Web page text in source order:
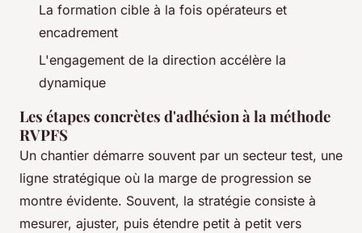
La formation cible à la fois opérateurs et
encadrement
L'engagement de la direction accélère la
dynamique
Les étapes concrètes d'adhésion à la méthode
RVPFS
Un chantier démarre souvent par un secteur test, une
ligne stratégique où la marge de progression se
montre évidente. Souvent, la stratégie consiste à
mesurer, ajuster, puis étendre petit à petit vers